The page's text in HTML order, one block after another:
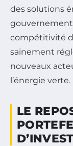
des solutions
compétitivité
sainement
nouveaux
l’énergie verte.
LE